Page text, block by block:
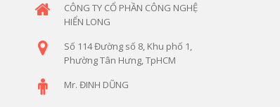
CÔNG TY CỔ PHẦN CÔNG NGHỆ
HIỂN LONG
Số 114 Đường số 8, Khu phố 1,
Phường Tân Hưng, TpHCM
Mr. ĐINH DŨNG